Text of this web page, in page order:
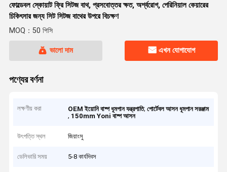
ফোল্ডেবল স্কোয়াট ফ্রি সিটজ বাথ, প্রসবোত্তর ক্ষত, অর্শ্বরোগ, পেরিনিয়াল কেয়ারের
চিকিৎসার জন্য সিট সিটজ বাথের উপরে বিচক্ষণ
MOQ：50 পিসি
ভালো দাম এখন যোগাযোগ
পণ্যের বর্ণনা
লক্ষণীয় করা OEM ইয়োনি বাষ্প ধূমপান যন্ত্রপাতি,পোর্টেবল আসন ধূমপান সরঞ্জাম
, 150mm Yoni বাষ্প আসন
উৎপত্তি স্থল জিয়াংসু
ডেলিভারি সময় 5-8 কার্যদিবস